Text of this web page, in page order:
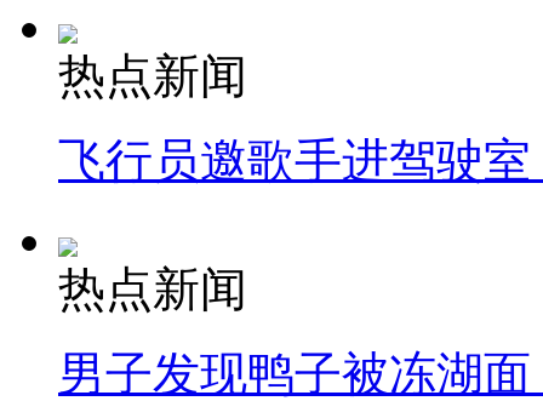
热点新闻
飞行员邀歌手进驾驶
热点新闻
男子发现鸭子被冻湖